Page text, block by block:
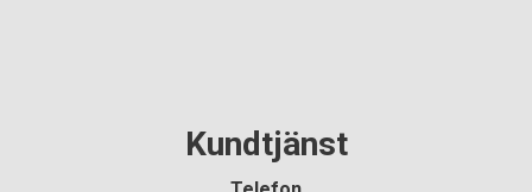
Kundtjänst